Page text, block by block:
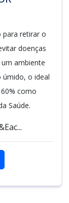
para retirar o
doenças
ambiente
o ideal
como
Saúde.